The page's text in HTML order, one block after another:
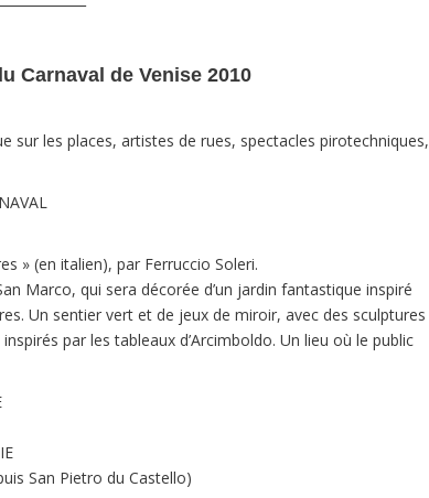
Carnaval de Venise 2010
sur les places, artistes de rues, spectacles pirotechniques,
» (en italien), par Ferruccio Soleri.
Marco, qui sera décorée d’un jardin fantastique inspiré
Un sentier vert et de jeux de miroir, avec des sculptures
par les tableaux d’Arcimboldo. Un lieu où le public
San Pietro du Castello)